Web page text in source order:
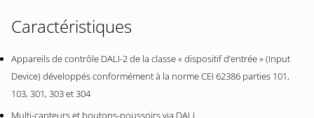
Caractéristiques
Appareils de contrôle DALI-2 de la classe « dispositif d‘entrée » (Input
Device) développés conformément à la norme CEI 62386 parties 101,
103, 301, 303 et 304
Multi-capteurs et boutons-poussoirs via DALI